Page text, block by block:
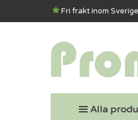
Fri frakt inom Sverige
Alla